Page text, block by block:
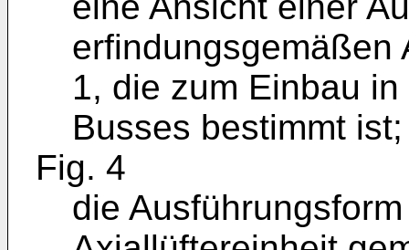
erfindungsgemäßen
1, die zum Einbau
Busses bestimmt ist;
Fig. 4
die